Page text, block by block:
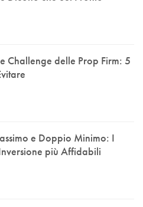
Challenge delle Prop Firm: 5
e Doppio Minimo: I
più Affidabili